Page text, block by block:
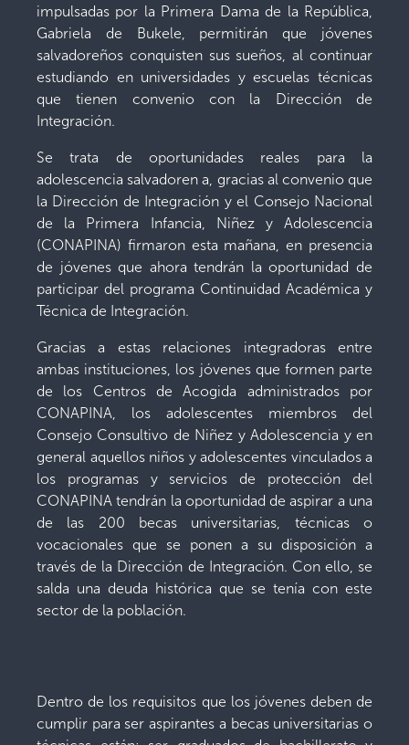
impulsadas por la Primera Dama de la República,
Gabriela de Bukele, permitirán que jóvenes
salvadoreños conquisten sus sueños, al continuar
estudiando en universidades y escuelas técnicas
que tienen convenio con la Dirección de
Integración.
Se trata de oportunidades reales para la
adolescencia salvadoren a, gracias al convenio que
la Dirección de Integración y el Consejo Nacional
de la Primera Infancia, Niñez y Adolescencia
(CONAPINA) firmaron esta mañana, en presencia
de jóvenes que ahora tendrán la oportunidad de
participar del programa Continuidad Académica y
Técnica de Integración.
Gracias a estas relaciones integradoras entre
ambas instituciones, los jóvenes que formen parte
de los Centros de Acogida administrados por
CONAPINA, los adolescentes miembros del
Consejo Consultivo de Niñez y Adolescencia y en
general aquellos niños y adolescentes vinculados a
los programas y servicios de protección del
CONAPINA tendrán la oportunidad de aspirar a una
de las 200 becas universitarias, técnicas o
vocacionales que se ponen a su disposición a
través de la Dirección de Integración. Con ello, se
salda una deuda histórica que se tenía con este
sector de la población.
Dentro de los requisitos que los jóvenes deben de
cumplir para ser aspirantes a becas universitarias o